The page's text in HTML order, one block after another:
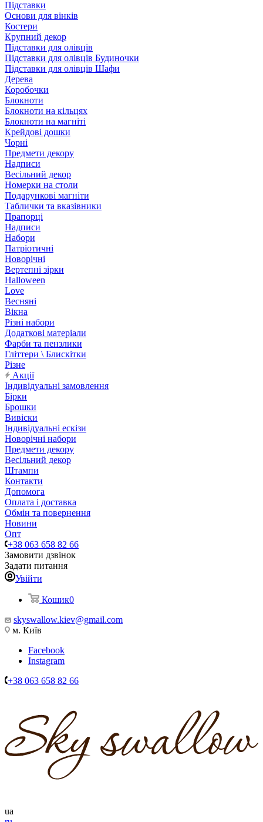
Підставки
Основи для вінків
Костери
Крупний декор
Підставки для олівців
Підставки для олівців Будиночки
Підставки для олівців Шафи
Дерева
Коробочки
Блокноти
Блокноти на кільцях
Блокноти на магніті
Крейдові дошки
Чорні
Предмети декору
Надписи
Весільний декор
Номерки на столи
Подарункові магніти
Таблички та вказівники
Прапорці
Надписи
Набори
Патріотичні
Новорічні
Вертепні зірки
Halloween
Love
Весняні
Вікна
Різні набори
Додаткові матеріали
Фарби та пензлики
Гліттери \ Блискітки
Різне
Акції
Індивідуальні замовлення
Бірки
Брошки
Вивіски
Індивідуальні ескізи
Новорічні набори
Предмети декору
Весільний декор
Штампи
Контакти
Допомога
Оплата і доставка
Обмін та повернення
Новини
Опт
+38 063 658 82 66
Замовити дзвінок
Задати питання
Увійти
Кошик0
skyswallow.kiev@gmail.com
м. Київ
Facebook
Instagram
+38 063 658 82 66
ua